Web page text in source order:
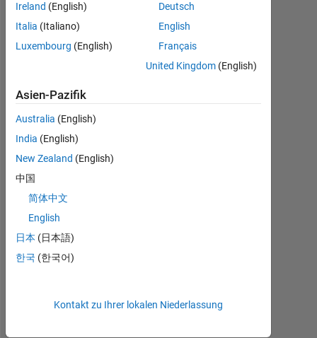
Statistik
MATLAB Answers
BEITRÄGE L
0
1
2
Ireland (English)
Italia (Italiano)
Luxembourg (English)
Deutsch
English
Français
United Kingdom (English)
Asien-Pazifik
Australia (English)
India (English)
New Zealand (English)
中国
简体中文
English
日本 (日本語)
한국 (한국어)
Kontakt zu Ihrer lokalen Niederlassung